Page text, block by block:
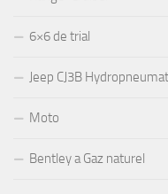
6×6 de trial
Jeep CJ3B
Moto
Bentley a Gaz naturel